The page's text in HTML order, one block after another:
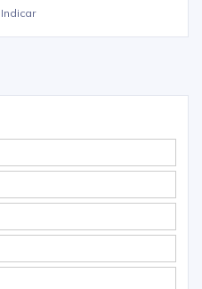
Indicar